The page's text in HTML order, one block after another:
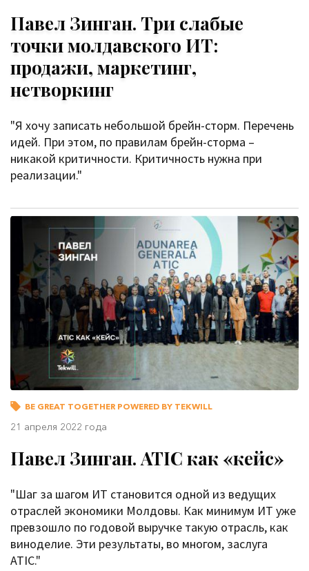
Павел Зинган. Три слабые
точки молдавского ИТ:
продажи, маркетинг,
нетворкинг
"Я хочу записать небольшой брейн-сторм. Перечень
идей. При этом, по правилам брейн-сторма –
никакой критичности. Критичность нужна при
реализации."
BE GREAT TOGETHER POWERED BY TEKWILL
21 апреля 2022 года
Павел Зинган. ATIC как «кейс»
"Шаг за шагом ИТ становится одной из ведущих
отраслей экономики Молдовы. Как минимум ИТ уже
превзошло по годовой выручке такую отрасль, как
виноделие. Эти результаты, во многом, заслуга
ATIC."